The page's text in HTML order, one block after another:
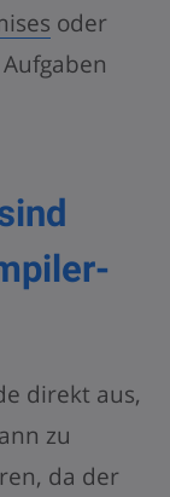
oder
direkt aus,
zu
da der